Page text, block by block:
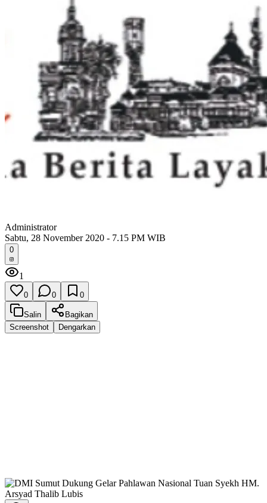
Administrator
Sabtu, 28 November 2020 - 7.15 PM WIB
0
1
0 0 0
Salin
Bagikan
Screenshot
Dengarkan